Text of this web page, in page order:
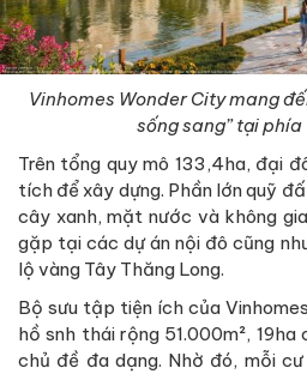
Vinhomes Wonder City mang
sống sang” tại phía
Trên tổng quy mô 133,4ha, đại
tích để xây dựng. Phần lớn quỹ
cây xanh, mặt nước và không
gặp tại các dự án nội đô cũng
lộ vàng Tây Thăng Long.
Bộ sưu tập tiện ích của
hồ snh thái rộng 51.000m²,
chủ đề đa dạng. Nhờ đó, mỗi